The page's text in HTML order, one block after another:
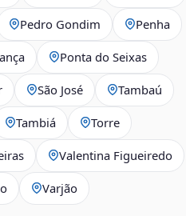
Pedro Gondim Penha
Ponta do Seixas
São José Tambaú
Tambiá Torre
Valentina Figueiredo
Varjão